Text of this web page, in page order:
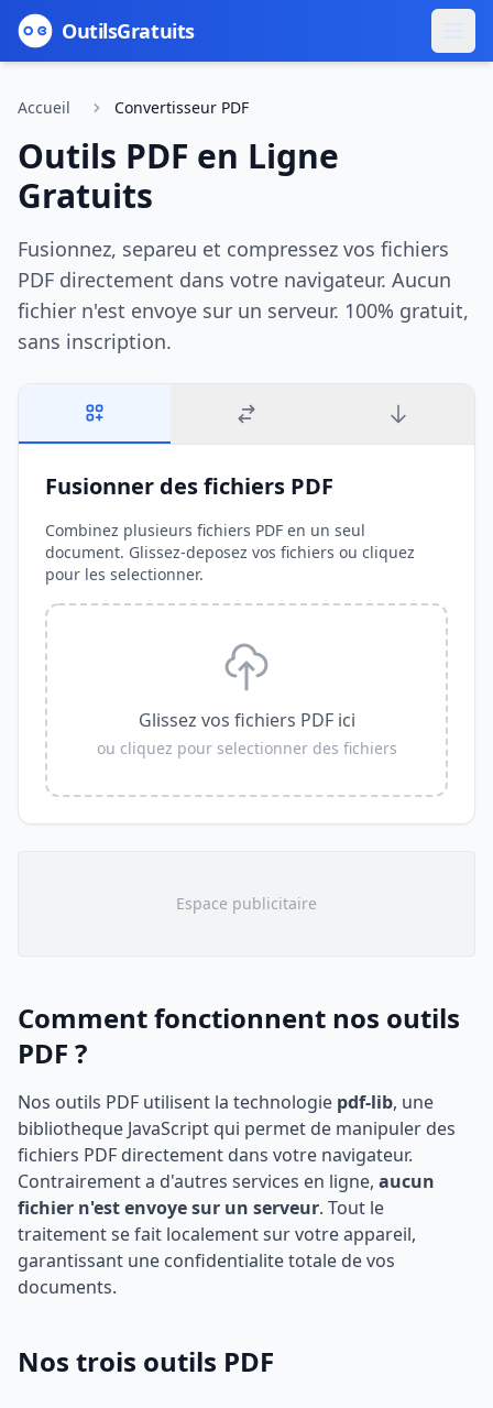
OutilsGratuits
Accueil Convertisseur PDF
Outils PDF en Ligne
Gratuits
Fusionnez, separeu et compressez vos fichiers
PDF directement dans votre navigateur. Aucun
fichier n'est envoye sur un serveur. 100% gratuit,
sans inscription.
Fusionner des fichiers PDF
Combinez plusieurs fichiers PDF en un seul
document. Glissez-deposez vos fichiers ou cliquez
pour les selectionner.
Glissez vos fichiers PDF ici
ou cliquez pour selectionner des fichiers
Espace publicitaire
Comment fonctionnent nos outils
PDF ?
Nos outils PDF utilisent la technologie pdf-lib, une
bibliotheque JavaScript qui permet de manipuler des
fichiers PDF directement dans votre navigateur.
Contrairement a d'autres services en ligne, aucun
fichier n'est envoye sur un serveur. Tout le
traitement se fait localement sur votre appareil,
garantissant une confidentialite totale de vos
documents.
Nos trois outils PDF